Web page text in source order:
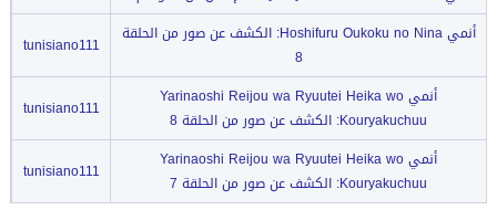
أنمي Hoshifuru Oukoku no Nina: الكشف عن صور من الحلقة
8
tunisiano111
أنمي Yarinaoshi Reijou wa Ryuutei Heika wo
Kouryakuchuu: الكشف عن صور من الحلقة 8
tunisiano111
أنمي Yarinaoshi Reijou wa Ryuutei Heika wo
Kouryakuchuu: الكشف عن صور من الحلقة 7
tunisiano111